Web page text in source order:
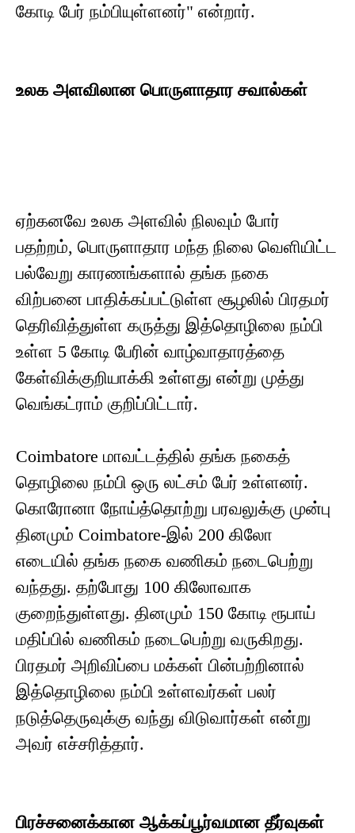
கோடி பேர் நம்பியுள்ளனர்" என்றார்.
உலக அளவிலான பொருளாதார சவால்கள்
ஏற்கனவே உலக அளவில் நிலவும் போர்
பதற்றம், பொருளாதார மந்த நிலை வெளியிட்ட
பல்வேறு காரணங்களால் தங்க நகை
விற்பனை பாதிக்கப்பட்டுள்ள சூழலில் பிரதமர்
தெரிவித்துள்ள கருத்து இத்தொழிலை நம்பி
உள்ள 5 கோடி பேரின் வாழ்வாதாரத்தை
கேள்விக்குறியாக்கி உள்ளது என்று முத்து
வெங்கட்ராம் குறிப்பிட்டார்.
Coimbatore மாவட்டத்தில் தங்க நகைத்
தொழிலை நம்பி ஒரு லட்சம் பேர் உள்ளனர்.
கொரோனா நோய்த்தொற்று பரவலுக்கு முன்பு
தினமும் Coimbatore-இல் 200 கிலோ
எடையில் தங்க நகை வணிகம் நடைபெற்று
வந்தது. தற்போது 100 கிலோவாக
குறைந்துள்ளது. தினமும் 150 கோடி ரூபாய்
மதிப்பில் வணிகம் நடைபெற்று வருகிறது.
பிரதமர் அறிவிப்பை மக்கள் பின்பற்றினால்
இத்தொழிலை நம்பி உள்ளவர்கள் பலர்
நடுத்தெருவுக்கு வந்து விடுவார்கள் என்று
அவர் எச்சரித்தார்.
பிரச்சனைக்கான ஆக்கப்பூர்வமான தீர்வுகள்